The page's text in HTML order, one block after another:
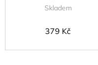
Skladem
379 Kč